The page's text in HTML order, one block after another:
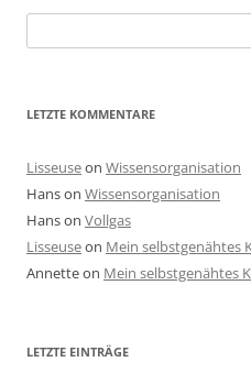
for:
LETZTE KOMMENTARE
Lisseuseon Wissensorganisation
Hanson Wissensorganisation
Hanson Vollgas
Lisseuseon Mein selbstgenähtes
Annetteon Mein selbstgenähtes
LETZTE EINTRÄGE